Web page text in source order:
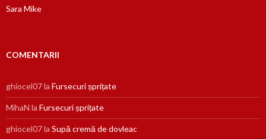
Sara Mike
COMENTARII
ghiocel07la Fursecuri șprițate
MihaN la Fursecuri șprițate
ghiocel07la Supă cremă de dovleac